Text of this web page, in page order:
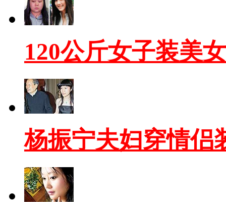
120公斤女子装美
杨振宁夫妇穿情侣